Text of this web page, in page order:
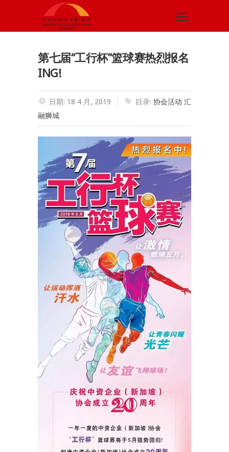
第七届“工行杯”篮球赛热烈报名
ING!
日期: 18 4 月, 2019 目录: 协会活动 汇
融狮城